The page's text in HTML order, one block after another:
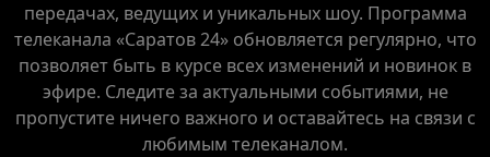
передачах, ведущих и уникальных шоу. Программа
телеканала «Саратов 24» обновляется регулярно, что
позволяет быть в курсе всех изменений и новинок в
эфире. Следите за актуальными событиями, не
пропустите ничего важного и оставайтесь на связи с
любимым телеканалом.